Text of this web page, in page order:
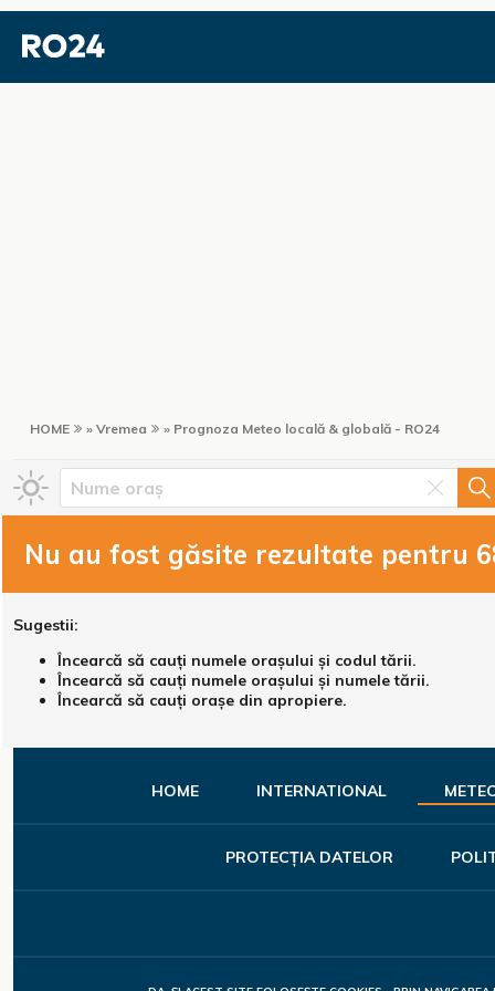
HOME » Vremea » Prognoza Meteo locală & globală - RO24
Nu au fost găsite rezultate pentru
Sugestii:
Încearcă să cauți numele orașului și codul tării.
Încearcă să cauți numele orașului și numele tării.
Încearcă să cauți orașe din apropiere.
HOME INTERNATIONAL
PROTECȚIA DATELOR